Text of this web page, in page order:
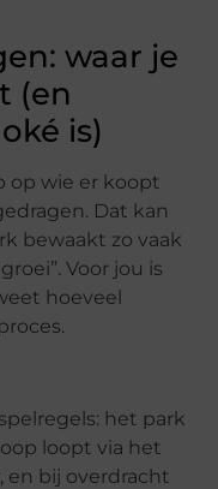
waar je
(en
is)
op wie er koopt
Dat kan
bewaakt zo vaak
Voor jou is
hoeveel
het park
loopt via het
en bij overdracht